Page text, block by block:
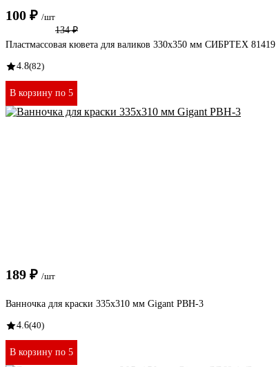
100 ₽ /шт
134 ₽
Пластмассовая кювета для валиков 330х350 мм СИБРТЕХ 81419
4.8(82)
В корзину по 5
189 ₽ /шт
Ванночка для краски 335х310 мм Gigant PBH-3
4.6(40)
В корзину по 5